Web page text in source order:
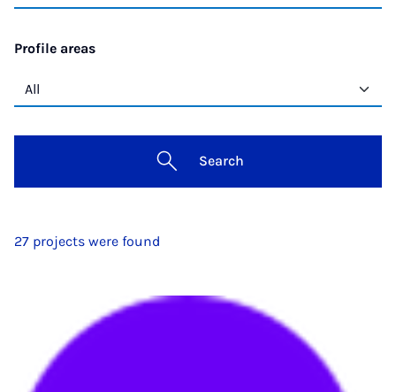
Profile areas
Search
27 projects were found